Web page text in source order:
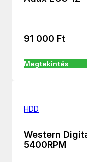
91 000 Ft
Megtekintés
HDD
Western
5400RPM